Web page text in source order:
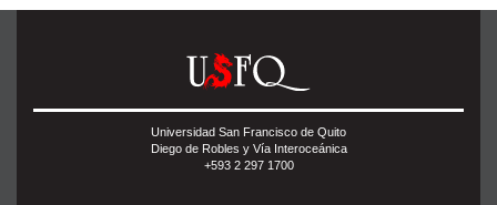
Universidad San Francisco de Quito
Diego de Robles y Vía Interoceánica
+593 2 297 1700